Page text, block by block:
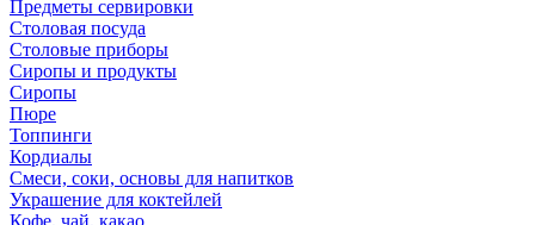
Предметы сервировки
Столовая посуда
Столовые приборы
Сиропы и продукты
Сиропы
Пюре
Топпинги
Кордиалы
Смеси, соки, основы для напитков
Украшение для коктейлей
Кофе, чай, какао